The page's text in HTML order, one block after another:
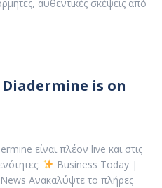
αυθεντικές σκέψεις από
Diadermine is on
είναι πλέον live και στις
Business Today |
Ανακαλύψτε το πλήρες